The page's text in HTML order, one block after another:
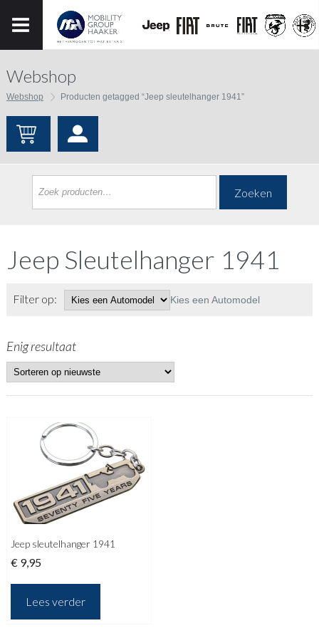
Webshop
Webshop Producten getagged “Jeep sleutelhanger 1941”
Zoeken
Jeep Sleutelhanger 1941
Filter op: Kies een Automodel
Enig resultaat
Jeep sleutelhanger 1941
€ 9,95
Lees verder